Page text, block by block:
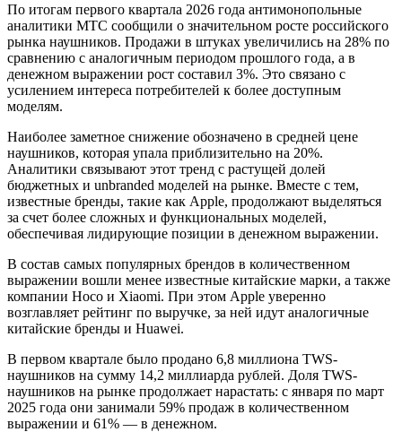
По итогам первого квартала 2026 года антимонопольные
аналитики МТС сообщили о значительном росте российского
рынка наушников. Продажи в штуках увеличились на 28% по
сравнению с аналогичным периодом прошлого года, а в
денежном выражении рост составил 3%. Это связано с
усилением интереса потребителей к более доступным
моделям.
Наиболее заметное снижение обозначено в средней цене
наушников, которая упала приблизительно на 20%.
Аналитики связывают этот тренд с растущей долей
бюджетных и unbranded моделей на рынке. Вместе с тем,
известные бренды, такие как Apple, продолжают выделяться
за счет более сложных и функциональных моделей,
обеспечивая лидирующие позиции в денежном выражении.
В состав самых популярных брендов в количественном
выражении вошли менее известные китайские марки, а также
компании Hoco и Xiaomi. При этом Apple уверенно
возглавляет рейтинг по выручке, за ней идут аналогичные
китайские бренды и Huawei.
В первом квартале было продано 6,8 миллиона TWS-
наушников на сумму 14,2 миллиарда рублей. Доля TWS-
наушников на рынке продолжает нарастать: с января по март
2025 года они занимали 59% продаж в количественном
выражении и 61% — в денежном.